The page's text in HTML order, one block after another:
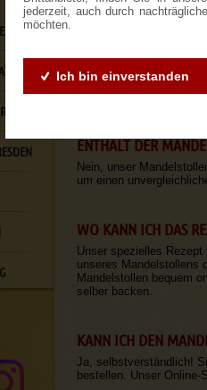
jederzeit, auch durch
möchten.
Ich bin einverstanden
Ein Mandelstollen ist
Verwendung von
sich besonders für
ENTHÄLT DER
Nein, unser
um einen
WO KANN ICH DAS
Unser spezielles
unseres Mandelstollens
Mandelstollen bequem
selber backen.
KANN ICH DEN
Ja, selbstverständlich!
bestellen. Unser